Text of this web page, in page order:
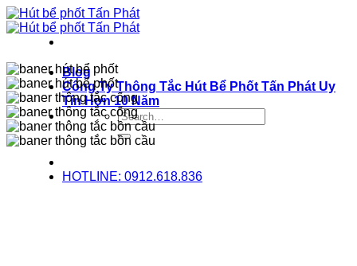
Bỏ
qua
Blog
Công Ty Thông Tắc Hút Bể Phốt Tấn Phát Uy
Tín Hơn 10 Năm
HOTLINE: 0912.618.836